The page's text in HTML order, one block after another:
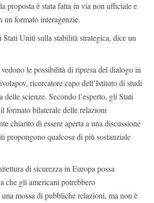
proposta è stata fatta in via non ufficiale e
un formato interagenzie.
Uniti sulla stabilità strategica, dice un
le possibilità di ripresa del dialogo in
ricercatore capo dell’Istituto di studi
delle scienze. Secondo l’esperto, gli Stati
formato bilaterale delle relazioni
chiarito di essere aperta a una discussione
propongono qualcosa di più sostanziale
di sicurezza in Europa possa
che gli americani potrebbero
mossa di pubbliche relazioni, ma non è